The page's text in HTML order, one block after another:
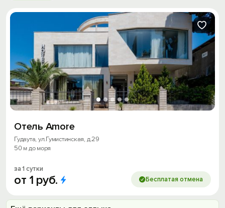
Отель Amore
Гудаута, ул.Гумистинская, д.29
50 м до моря
за 1 сутки
от 1 руб. Бесплатая отмена